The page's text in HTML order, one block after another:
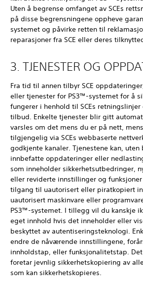
Uten å begrense omfanget av SCEs
på disse begrensningene oppheve
systemet og påvirke retten til
reparasjoner fra SCE eller deres
3. TJENESTER OG
Fra tid til annen tilbyr SCE
eller tjenester for PS3™-systemet for å
fungerer i henhold til SCEs
tilbud. Enkelte tjenester blir gitt
varsles om det mens du er på nett,
tilgjengelig via SCEs webbaserte
godkjente kanaler. Tjenestene kan, uten
innbefatte oppdateringer eller
som inneholder sikkerhetsutbedringer,
eller reviderte innstillinger og
tilgang til uautorisert eller piratkopiert
uautorisert maskinvare eller
PS3™-systemet. I tillegg vil du kanskje
eget innhold hvis det inneholder eller
beskyttet av autentiseringsteknologi.
endre de nåværende innstillingene,
innholdstap, eller funksjonalitetstap.
foretar jevnlig sikkerhetskopiering av
som kan sikkerhetskopieres.